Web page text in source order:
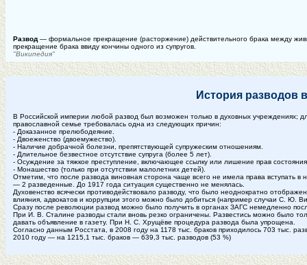
Развод — формальное прекращение (расторжение) действительного брака между
прекращение брака ввиду кончины одного из супругов.
"Википедия"
История разводов
В Российской империи любой развод был возможен только в духовных учреждениях;
православной семье требовалась одна из следующих причин:
- Доказанное прелюбодеяние.
- Двоеженство (двоемужество).
- Наличие добрачной болезни, препятствующей супружеским отношениям.
- Длительное безвестное отсутствие супруга (более 5 лет).
- Осуждение за тяжкое преступление, включающее ссылку или лишение прав
- Монашество (только при отсутствии малолетних детей).
Отметим, что после развода виновная сторона чаще всего не имела права
— 2 разведенные. До 1917 года ситуация существенно не менялась.
Духовенство всячески противодействовало разводу, что было неоднократно
влияния, адвокатов и коррупции этого можно было добиться (например случаи С. Ю.
Сразу после революции развод можно было получить в органах ЗАГС немедленно
При И. В. Сталине разводы стали вновь резко ограничены. Развестись можно было
давать объявление в газету. При Н. С. Хрущёве процедура развода была упрощена.
Согласно данным Росстата, в 2008 году на 1178 тыс. браков приходилось 703 тыс.
2010 году — на 1215,1 тыс. браков — 639,3 тыс. разводов (53 %)